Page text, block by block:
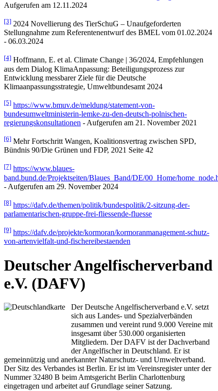
Aufgerufen am 12.11.2024
[3] 2024 Novellierung des TierSchuG – Unaufgeforderten
Stellungnahme zum Referentenentwurf des BMEL vom 01.02.2024
- 06.03.2024
[4] Hoffmann, E. et al. Climate Change | 36/2024, Empfehlungen
aus dem Dialog KlimaAnpassung: Beteiligungsprozess zur
Entwicklung messbarer Ziele für die Deutsche
Klimaanpassungsstrategie, Umweltbundesamt 2024
[5] https://www.bmuv.de/meldung/statement-von-
bundesumweltministerin-lemke-zu-den-deutsch-polnischen-
regierungskonsultationen - Aufgerufen am 21. November 2021
[6] Mehr Fortschritt Wangen, Koalitionsvertrag zwischen SPD,
Bündnis 90/Die Grünen und FDP, 2021 Seite 42
[7] https://www.blaues-
band.bund.de/Projektseiten/Blaues_Band/DE/00_Home/
- Aufgerufen am 29. November 2024
[8] https://dafv.de/themen/politik/bundespolitik/2-sitzung-der-
parlamentarischen-gruppe-frei-fliessende-fluesse
[9] https://dafv.de/projekte/kormoran/kormoranmanagement-schutz-
von-artenvielfalt-und-fischereibestaenden
Deutscher Angelfischerverband
e.V. (DAFV)
Der Deutsche Angelfischerverband e.V. setzt
sich aus Landes- und Spezialverbänden
zusammen und vereint rund 9.000 Vereine mit
insgesamt über 530.000 organisierten
Mitgliedern. Der DAFV ist der Dachverband
der Angelfischer in Deutschland. Er ist
gemeinnützig und anerkannter Naturschutz- und Umweltverband.
Der Sitz des Verbandes ist Berlin. Er ist im Vereinsregister unter der
Nummer 32480 B beim Amtsgericht Berlin Charlottenburg
eingetragen und arbeitet auf Grundlage seiner Satzung.